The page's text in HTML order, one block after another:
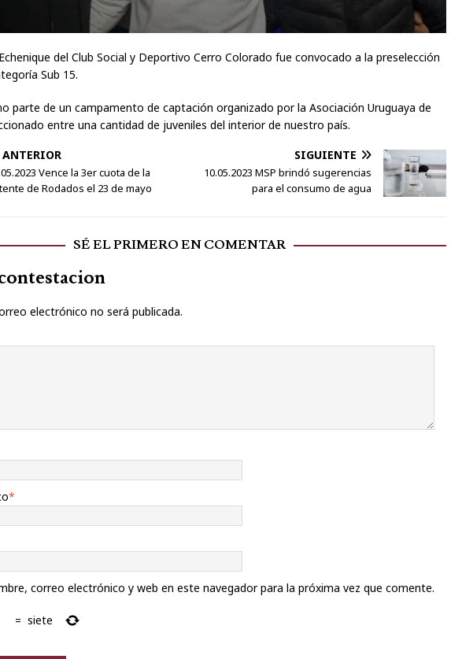
del Club Social y Deportivo Cerro Colorado fue convocado a la preselección
Sub 15.
parte de un campamento de captación organizado por la Asociación Uruguaya de
entre una cantidad de juveniles del interior de nuestro país.
ANTERIOR
Vence la 3er cuota de la
de Rodados el 23 de mayo
SIGUIENTE
10.05.2023 MSP brindó sugerencias
para el consumo de agua
SÉ EL PRIMERO EN COMENTAR
electrónico no será publicada.
*
correo electrónico y web en este navegador para la próxima vez que comente.
= siete